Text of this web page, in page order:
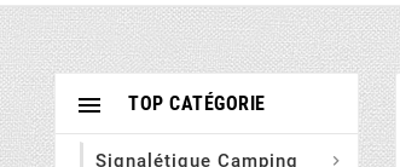
TOP CATÉGORIE

Signalétique Camping 